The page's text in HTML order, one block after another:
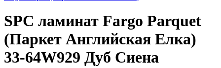
SPC ламинат Fargo Parquet
(Паркет Английская Елка)
33-64W929 Дуб Сиена